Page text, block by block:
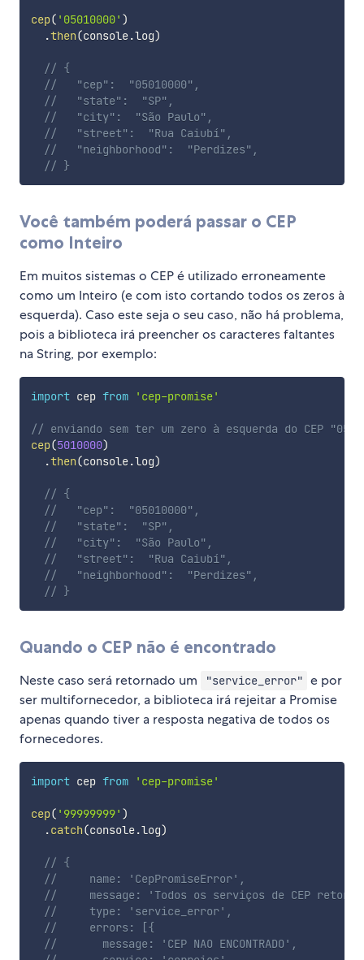
cep( '05010000' )
.then(console.log)
// {
//   "cep":  "05010000",
//   "state":  "SP",
//   "city":  "São Paulo",
//   "street":  "Rua Caiubí",
//   "neighborhood":  "Perdizes",
// }
Você também poderá passar o CEP
como Inteiro
Em muitos sistemas o CEP é utilizado erroneamente
como um Inteiro (e com isto cortando todos os zeros à
esquerda). Caso este seja o seu caso, não há problema,
pois a biblioteca irá preencher os caracteres faltantes
na String, por exemplo:
import cep from 'cep-promise'
// enviando sem ter um zero à esquerda do CEP
cep(5010000)
.then(console.log)
// {
//   "cep":  "05010000",
//   "state":  "SP",
//   "city":  "São Paulo",
//   "street":  "Rua Caiubí",
//   "neighborhood":  "Perdizes",
// }
Quando o CEP não é encontrado
Neste caso será retornado um "service_error" e por
ser multifornecedor, a biblioteca irá rejeitar a Promise
apenas quando tiver a resposta negativa de todos os
fornecedores.
import cep from 'cep-promise'
cep( '99999999' )
.catch(console.log)
// {
//     name: 'CepPromiseError',
//     message: 'Todos os serviços de CEP
//     type: 'service_error',
//     errors: [{
//       message: 'CEP NAO ENCONTRADO',